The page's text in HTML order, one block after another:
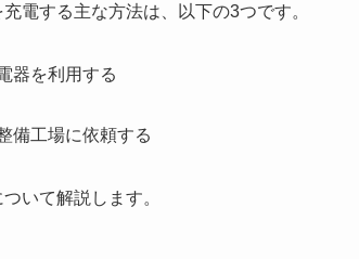
電する主な方法は、以下の3つです。
器を利用する
備工場に依頼する
いて解説します。